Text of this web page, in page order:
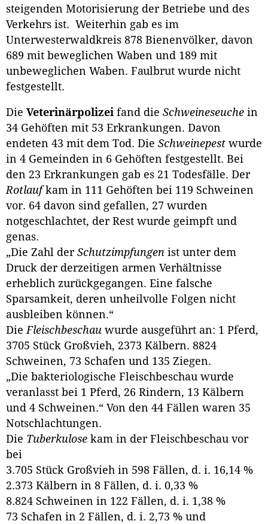
steigenden Motorisierung der Betriebe und des
Verkehrs ist. Weiterhin gab es im
Unterwesterwaldkreis 878 Bienenvölker, davon
689 mit beweglichen Waben und 189 mit
unbeweglichen Waben. Faulbrut wurde nicht
festgestellt.
Die Veterinärpolizei fand die Schweineseuche in
34 Gehöften mit 53 Erkrankungen. Davon
endeten 43 mit dem Tod. Die Schweinepest wurde
in 4 Gemeinden in 6 Gehöften festgestellt. Bei
den 23 Erkrankungen gab es 21 Todesfälle. Der
Rotlaufkam in 111 Gehöften bei 119 Schweinen
vor. 64 davon sind gefallen, 27 wurden
notgeschlachtet, der Rest wurde geimpft und
genas.
„Die Zahl der Schutzimpfungen ist unter dem
Druck der derzeitigen armen Verhältnisse
erheblich zurückgegangen. Eine falsche
Sparsamkeit, deren unheilvolle Folgen nicht
ausbleiben können.“
DieFleischbeschau wurde ausgeführt an: 1 Pferd,
3705 Stück Großvieh, 2373 Kälbern. 8824
Schweinen, 73 Schafen und 135 Ziegen.
„Die bakteriologische Fleischbeschau wurde
veranlasst bei 1 Pferd, 26 Rindern, 13 Kälbern
und 4 Schweinen.“ Von den 44 Fällen waren 35
Notschlachtungen.
Die Tuberkulose kam in der Fleischbeschau vor
bei
3.705 Stück Großvieh in 598 Fällen, d. i. 16,14 %
2.373 Kälbern in 8 Fällen, d. i. 0,33 %
8.824 Schweinen in 122 Fällen, d. i. 1,38 %
73 Schafen in 2 Fällen, d. i. 2,73 % und